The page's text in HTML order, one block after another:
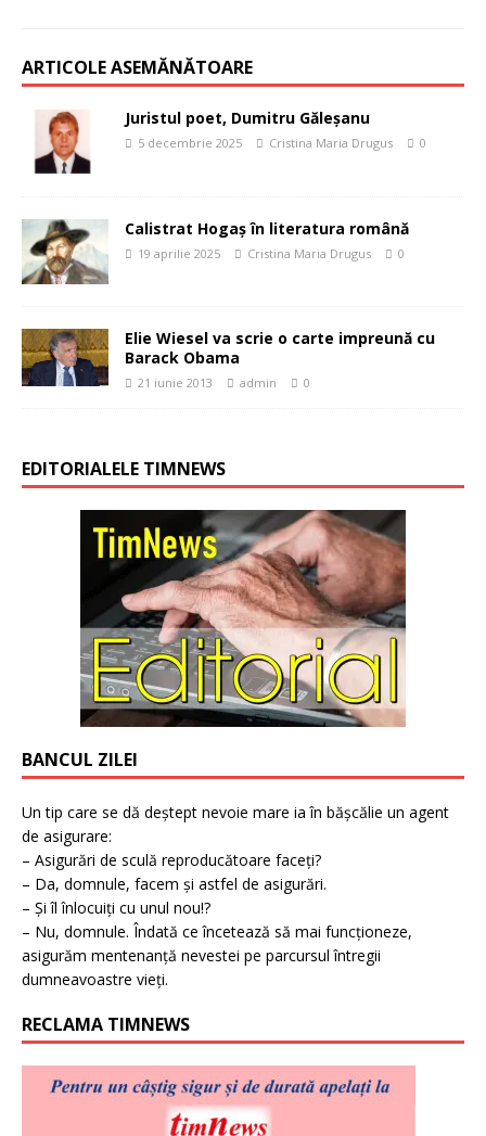
ARTICOLE ASEMĂNĂTOARE
Juristul poet, Dumitru Găleşanu
5 decembrie 2025 Cristina Maria Drugus 0
Calistrat Hogaş în literatura română
19 aprilie 2025 Cristina Maria Drugus 0
Elie Wiesel va scrie o carte impreună cu
Barack Obama
21 iunie 2013 admin 0
EDITORIALELE TIMNEWS
BANCUL ZILEI
Un tip care se dă deștept nevoie mare ia în bășcălie un agent
de asigurare:
– Asigurări de sculă reproducătoare faceți?
– Da, domnule, facem și astfel de asigurări.
– Și îl înlocuiți cu unul nou!?
– Nu, domnule. Îndată ce încetează să mai funcționeze,
asigurăm mentenanță nevestei pe parcursul întregii
dumneavoastre vieți.
RECLAMA TIMNEWS